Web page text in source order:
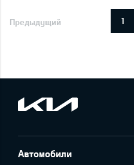
Предыдущий 1
Автомобили